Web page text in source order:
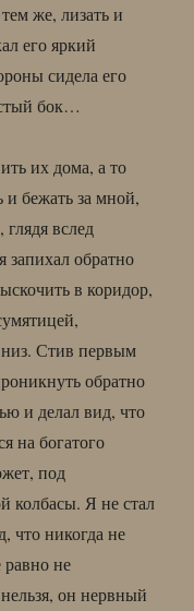
же, лизать и
его яркий
сидела его
бок…
их дома, а то
и бежать за мной,
вслед
обратно
в коридор,
Стив первым
обратно
и делал вид, что
на богатого
под
колбасы. Я не стал
что никогда не
равно не
он нервный